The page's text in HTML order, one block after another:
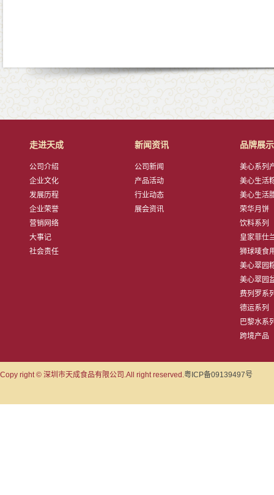
走进天成
公司介绍
企业文化
发展历程
企业荣誉
营销网络
大事记
社会责任
新闻资讯
公司新闻
产品活动
行业动态
展会资讯
品牌展示
美心系列
美心生活
美心生活
荣华月饼
饮料系列
皇家菲仕
狮球唛食
美心翠园
美心翠园
费列罗系
德运系列
巴黎水系
跨境产品
Copy right © 深圳市天成食品有限公司.All right reserved.粤ICP备09139497号